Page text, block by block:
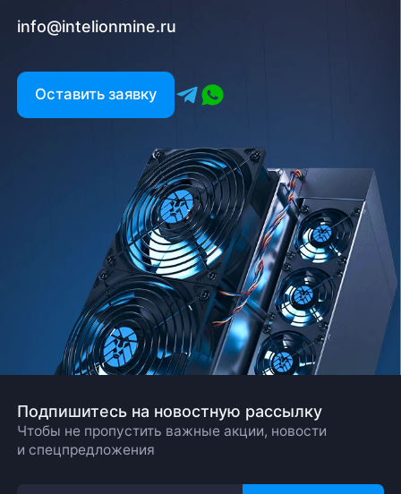
info@intelionmine.ru
Оставить заявку
Подпишитесь на новостную рассылку
Чтобы не пропустить важные акции, новости
и спецпредложения